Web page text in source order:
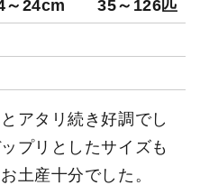
～24cm 35～126匹
アタリ続き好調でし
プリとしたサイズも
土産十分でした。